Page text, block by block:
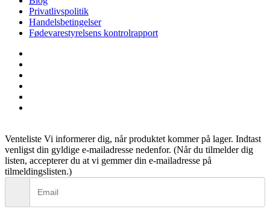
Privatlivspolitik
Handelsbetingelser
Fødevarestyrelsens kontrolrapport
Venteliste Vi informerer dig, når produktet kommer på lager. Indtast
venligst din gyldige e-mailadresse nedenfor. (Når du tilmelder dig
listen, accepterer du at vi gemmer din e-mailadresse på
tilmeldingslisten.)